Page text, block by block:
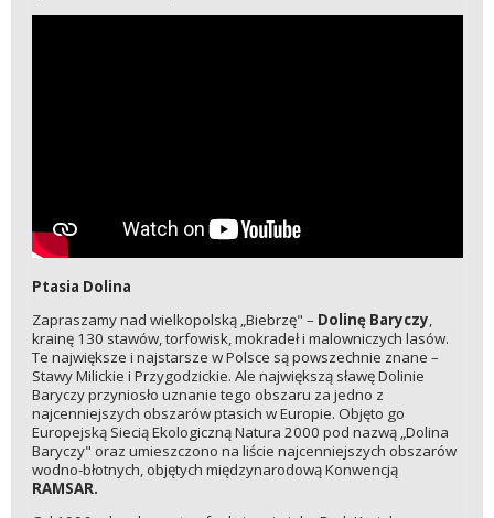
Ptasia Dolina
Zapraszamy nad wielkopolską „Biebrzę" – Dolinę Baryczy,
krainę 130 stawów, torfowisk, mokradeł i malowniczych lasów.
Te największe i najstarsze w Polsce są powszechnie znane –
Stawy Milickie i Przygodzickie. Ale największą sławę Dolinie
Baryczy przyniosło uznanie tego obszaru za jedno z
najcenniejszych obszarów ptasich w Europie. Objęto go
Europejską Siecią Ekologiczną Natura 2000 pod nazwą „Dolina
Baryczy" oraz umieszczono na liście najcenniejszych obszarów
wodno-błotnych, objętych międzynarodową Konwencją
RAMSAR.